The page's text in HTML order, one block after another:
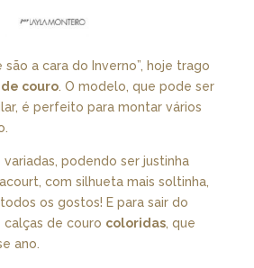
são a cara do Inverno”, hoje trago
couro. O modelo, que pode ser
é perfeito para montar vários
podendo ser justinha
com silhueta mais soltinha,
os gostos! E para sair do
calças de couro coloridas, que
ano.